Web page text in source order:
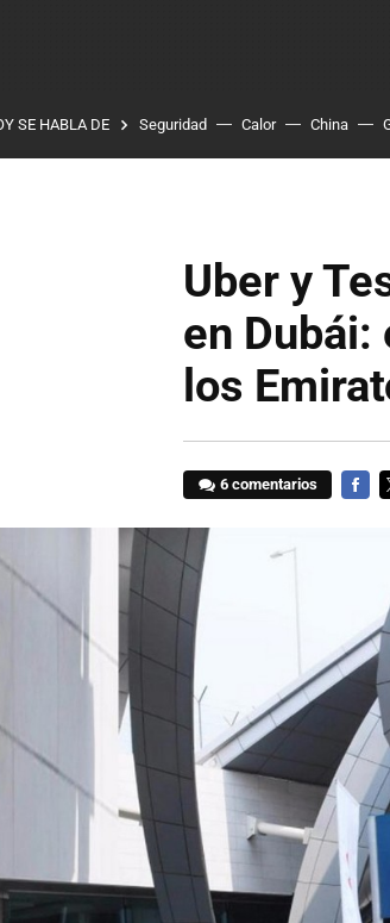
SE HABLA DE Seguridad Calor China
Uber y
en
los
6 comentarios